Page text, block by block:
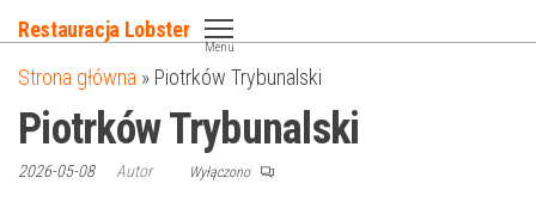
do
treści
Restauracja Lobster
Menu
Strona główna » Piotrków Trybunalski
Piotrków Trybunalski
2026-05-08 Autor Wyłączono